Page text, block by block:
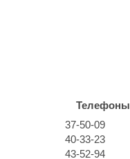
Телефоны
37-50-09
40-33-23
43-52-94